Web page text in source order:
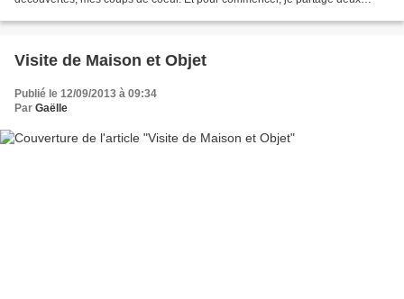
Visite de Maison et Objet
Publié le 12/09/2013 à 09:34
Par Gaëlle